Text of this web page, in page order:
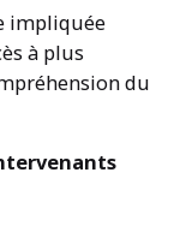
impliquée
à plus
du